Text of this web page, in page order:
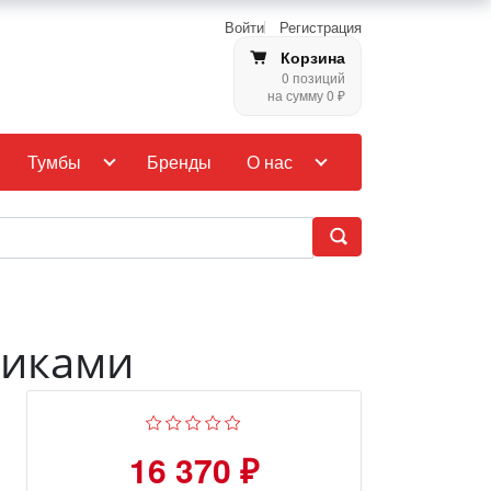
Войти Регистрация
Корзина
0 позиций
на сумму 0 ₽
Тумбы Бренды О нас
16 370 ₽